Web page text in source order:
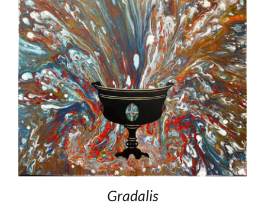
Gradalis